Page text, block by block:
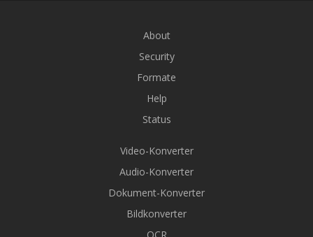
About
Security
Formate
Help
Status
Video-Konverter
Audio-Konverter
Dokument-Konverter
Bildkonverter